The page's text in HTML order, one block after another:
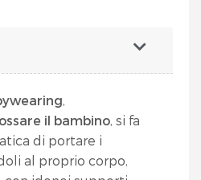
,
il bambino, si fa
di portare i
al proprio corpo,